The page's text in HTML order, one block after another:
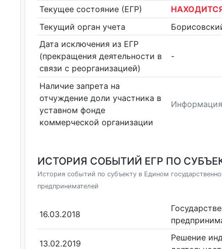
Текущее состояние (ЕГР)
Текущий орган учета
Дата исключения из ЕГР
(прекращения деятельности в
связи с реорганизацией)
-
Наличие запрета на
отчуждение доли участника в
уставном фонде
коммерческой организации
ИСТОРИЯ СОБЫТИЙ ЕГР ПО
История событий по субъекту в Едином
предпринимателей
16.03.2018
13.02.2019
Решение